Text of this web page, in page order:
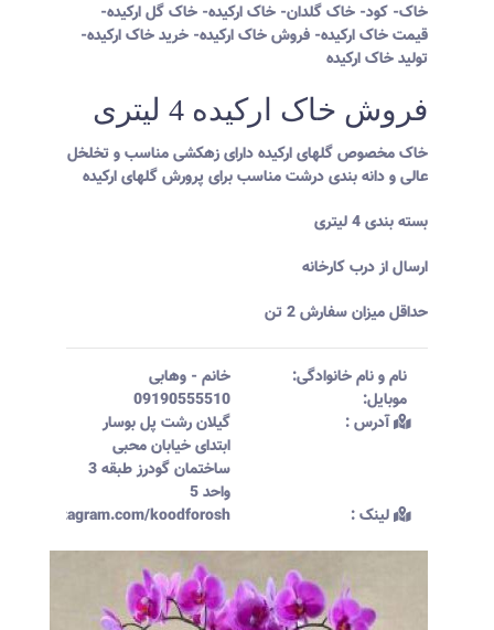
خاک- کود- خاک گلدان- خاک ارکیده- خاک گل ارکیده-
قیمت خاک ارکیده- فروش خاک ارکیده- خرید خاک ارکیده-
تولید خاک ارکیده
فروش خاک ارکیده 4 لیتری
خاک مخصوص گلهای ارکیده دارای زهکشی مناسب و تخلخل
عالی و دانه بندی درشت مناسب برای پرورش گلهای ارکیده
بسته بندی 4 لیتری
ارسال از درب کارخانه
حداقل میزان سفارش 2 تن
نام و نام خانوادگی:‌ خانم - وهابی
موبایل:‌
09190555510
آدرس :‌
گیلان رشت پل بوسار
ابتدای خیابان محبی
ساختمان گودرز طبقه 3
واحد 5
لینک :‌
instagram.com/koodforosh